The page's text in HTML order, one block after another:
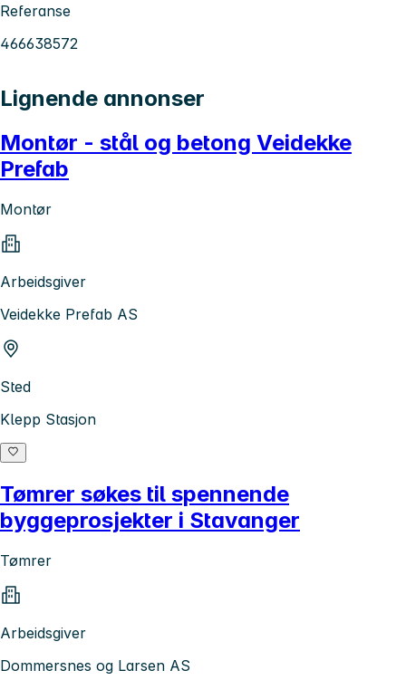
Referanse
466638572
Lignende annonser
Montør - stål og betong Veidekke
Prefab
Montør
Arbeidsgiver
Veidekke Prefab AS
Sted
Klepp Stasjon
Tømrer søkes til spennende
byggeprosjekter i Stavanger
Tømrer
Arbeidsgiver
Dommersnes og Larsen AS